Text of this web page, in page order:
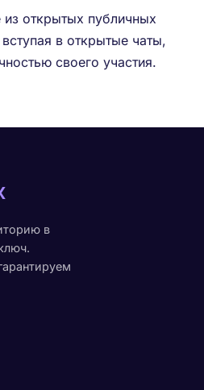
открытых публичных
в открытые чаты,
своего участия.
в